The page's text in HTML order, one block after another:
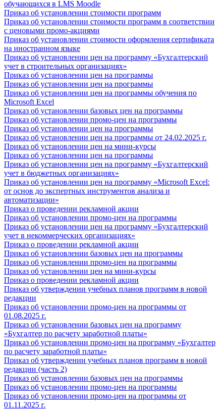
обучающихся в LMS Moodle
Приказ об установлении стоимости программ
Приказ об установлении стоимости программ в соответствии
с ценовыми промо-акциями
Приказ об установлении стоимости оформления сертификата
на иностранном языке
Приказ об установлении цен на программу «Бухгалтерский
учет в строительных организациях»
Приказ об установлении цен на программы
Приказ об установлении цен на программы
Приказ об установлении цен на программы обучения по
Microsoft Excel
Приказ об установлении базовых цен на программы
Приказ об установлении промо-цен на программы
Приказ об установлении цен на программы
Приказ об установлении цен на программы от 24.02.2025 г.
Приказ об установлении цен на мини-курсы
Приказ об установлении цен на программы
Приказ об установлении цен на программу «Бухгалтерский
учет в бюджетных организациях»
Приказ об установлении цен на программу «Microsoft Excel:
от основ до экспертных инструментов анализа и
автоматизации»
Приказ о проведении рекламной акции
Приказ об установлении промо-цен на программы
Приказ об установлении цен на программу «Бухгалтерский
учет в некоммерческих организациях»
Приказ о проведении рекламной акции
Приказ об установлении базовых цен на программы
Приказ об установлении промо-цен на программы
Приказ об установлении цен на мини-курсы
Приказ о проведении рекламной акции
Приказ об утверждении учебных планов программ в новой
редакции
Приказ об установлении промо-цен на программы от
01.08.2025 г.
Приказ об установлении базовых цен на программу
«Бухгалтер по расчету заработной платы»
Приказ об установлении промо-цен на программу «Бухгалтер
по расчету заработной платы»
Приказ об утверждении учебных планов программ в новой
редакции (часть 2)
Приказ об установлении базовых цен на программы
Приказ об установлении промо-цен на программы
Приказ об установлении промо-цен на программы от
01.11.2025 г.